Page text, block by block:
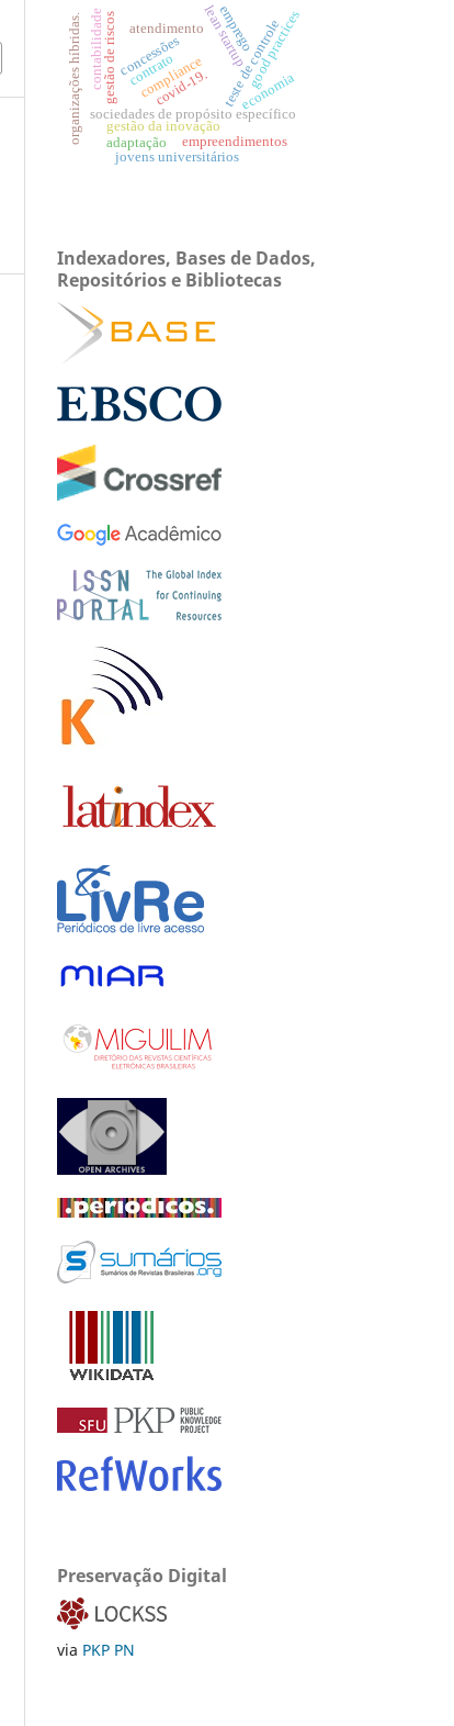
covid-19.
concessões
sociedades de propósito específico
organizações híbridas. teste de controle
gestão de riscos compliance
lean startup
gestão da inovação
adaptação
atendimento
jovens universitários
empreendimentos
economia
contabilidade good practices
emprego
contrato
Indexadores, Bases de Dados,
Repositórios e Bibliotecas
Preservação Digital
via PKP PN